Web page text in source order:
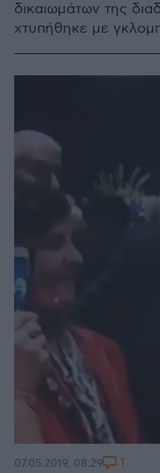
δικαιωμάτων της
χτυπήθηκε με
07.05.2019, 08:29 1